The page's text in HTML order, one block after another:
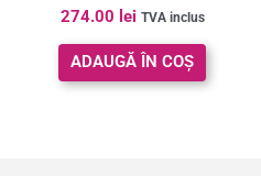
Evaluat la
4.50
din 5
274.00 lei TVA inclus
ADAUGĂ ÎN COȘ